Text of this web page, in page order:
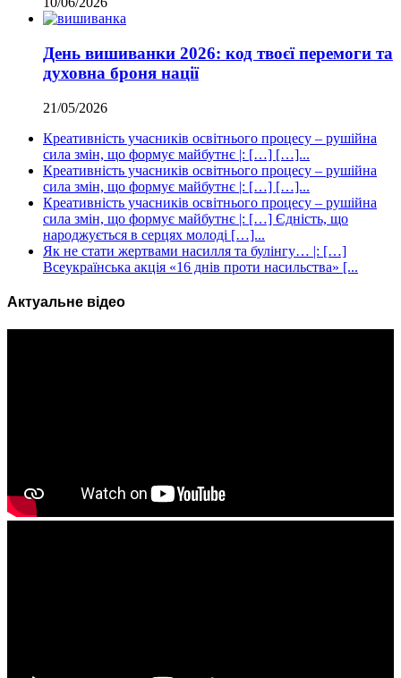
День вишиванки 2026: код твоєї перемоги та
духовна броня нації
21/05/2026
Креативність учасників освітнього процесу – рушійна
сила змін, що формує майбутнє |: […] […]...
Креативність учасників освітнього процесу – рушійна
сила змін, що формує майбутнє |: […] […]...
Креативність учасників освітнього процесу – рушійна
сила змін, що формує майбутнє |: […] Єдність, що
народжується в серцях молоді […]...
Як не стати жертвами насилля та булінгу… |: […]
Всеукраїнська акція «16 днів проти насильства» [...
Актуальне відео